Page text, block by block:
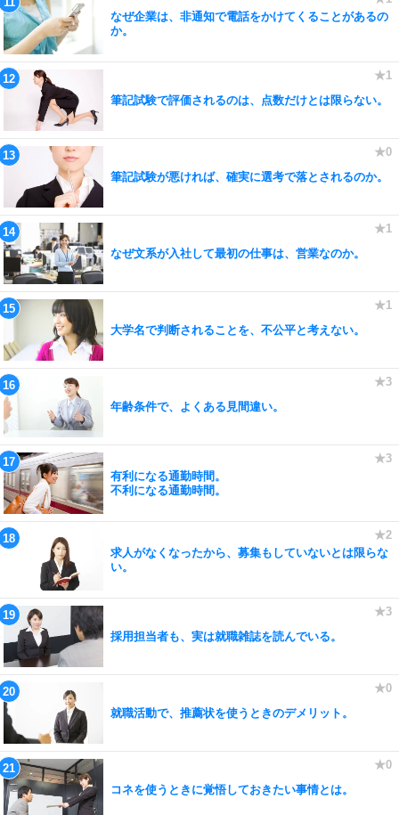
なぜ企業は、非通知で電話をかけてくることがあるの
か。
筆記試験で評価されるのは、点数だけとは限らない。
筆記試験が悪ければ、確実に選考で落とされるのか。
なぜ文系が入社して最初の仕事は、営業なのか。
大学名で判断されることを、不公平と考えない。
年齢条件で、よくある見間違い。
有利になる通勤時間。
不利になる通勤時間。
求人がなくなったから、募集もしていないとは限らな
い。
採用担当者も、実は就職雑誌を読んでいる。
就職活動で、推薦状を使うときのデメリット。
コネを使うときに覚悟しておきたい事情とは。